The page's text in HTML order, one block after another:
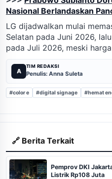
Nasional Berlandaskan
LG dijadwalkan mulai
Selatan pada Juni 2026,
pada Juli 2026, meski
A
TIM REDAKSI
Penulis: Anna Suleta
#color e #digital signage #hemat
🔗 Berita Terkait
Pemprov DKI
Listrik Rp108 Juta